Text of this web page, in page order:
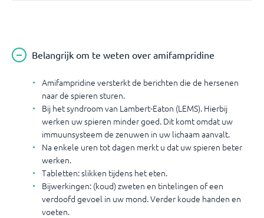
Belangrijk om te weten over amifampridine
Amifampridine versterkt de berichten die de hersenen
naar de spieren sturen.
Bij het syndroom van Lambert-Eaton (LEMS). Hierbij
werken uw spieren minder goed. Dit komt omdat uw
immuunsysteem de zenuwen in uw lichaam aanvalt.
Na enkele uren tot dagen merkt u dat uw spieren beter
werken.
Tabletten: slikken tijdens het eten.
Bijwerkingen: (koud) zweten en tintelingen of een
verdoofd gevoel in uw mond. Verder koude handen en
voeten.